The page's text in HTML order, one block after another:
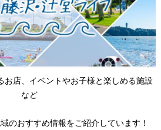
お店、イベントやお子様と楽しめる施設
など
のおすすめ情報をご紹介しています！